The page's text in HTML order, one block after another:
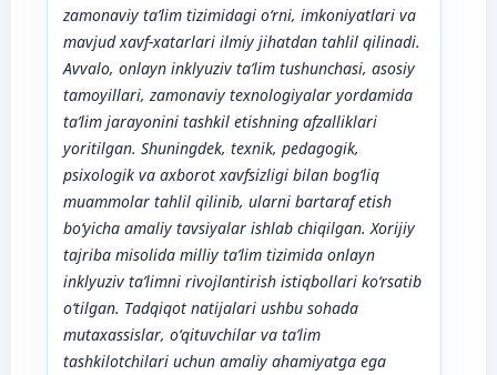
zamonaviy ta’lim tizimidagi o‘rni, imkoniyatlari va
mavjud xavf-xatarlari ilmiy jihatdan tahlil qilinadi.
Avvalo, onlayn inklyuziv ta’lim tushunchasi, asosiy
tamoyillari, zamonaviy texnologiyalar yordamida
ta’lim jarayonini tashkil etishning afzalliklari
yoritilgan. Shuningdek, texnik, pedagogik,
psixologik va axborot xavfsizligi bilan bog‘liq
muammolar tahlil qilinib, ularni bartaraf etish
bo‘yicha amaliy tavsiyalar ishlab chiqilgan. Xorijiy
tajriba misolida milliy ta’lim tizimida onlayn
inklyuziv ta’limni rivojlantirish istiqbollari ko‘rsatib
o‘tilgan. Tadqiqot natijalari ushbu sohada
mutaxassislar, o‘qituvchilar va ta’lim
tashkilotchilari uchun amaliy ahamiyatga ega